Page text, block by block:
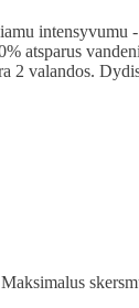
intensyvumu
atsparus
2 valandos.